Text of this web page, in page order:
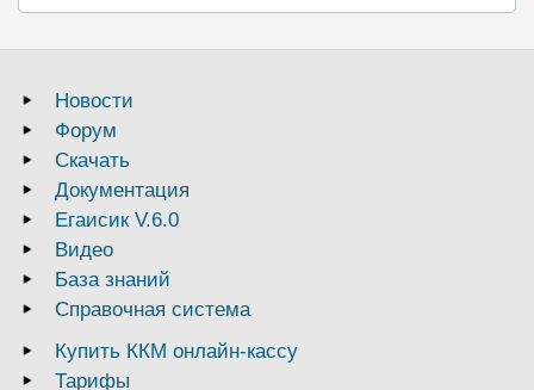
Новости
Форум
Скачать
Документация
Егаисик V.6.0
Видео
База знаний
Справочная система
Купить ККМ онлайн-кассу
Тарифы